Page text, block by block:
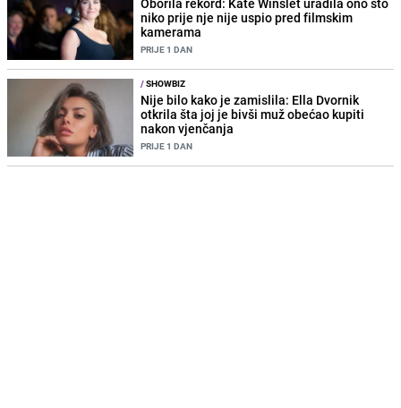
niko prije nje nije uspio pred filmskim
kamerama
PRIJE 1 DAN
/SHOWBIZ
Nije bilo kako je zamislila: Ella Dvornik
otkrila šta joj je bivši muž obećao kupiti
nakon vjenčanja
PRIJE 1 DAN